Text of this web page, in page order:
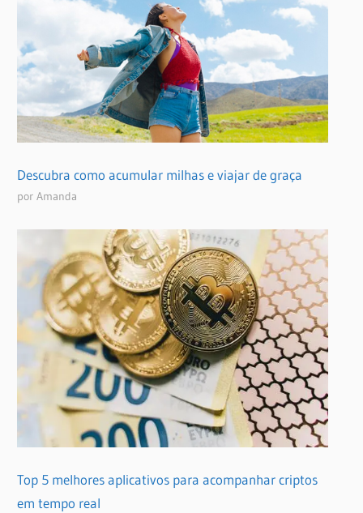
Descubra como acumular milhas e viajar de graça
por Amanda
Top 5 melhores aplicativos para acompanhar criptos
em tempo real